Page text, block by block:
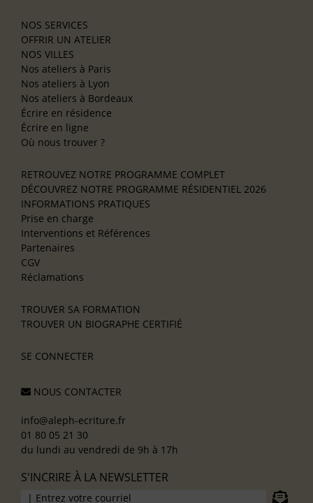
NOS SERVICES
OFFRIR UN ATELIER
NOS VILLES
Nos ateliers à Paris
Nos ateliers à Lyon
Nos ateliers à Bordeaux
Écrire en résidence
Écrire en ligne
Où nous trouver ?
RETROUVEZ NOTRE PROGRAMME COMPLET
DÉCOUVREZ NOTRE PROGRAMME RÉSIDENTIEL 2026
INFORMATIONS PRATIQUES
Prise en charge
Interventions et Références
Partenaires
CGV
Réclamations
TROUVER SA FORMATION
TROUVER UN BIOGRAPHE CERTIFIÉ
SE CONNECTER
NOUS CONTACTER
info@aleph-ecriture.fr
01 80 05 21 30
du lundi au vendredi de 9h à 17h
S'INCRIRE À LA NEWSLETTER